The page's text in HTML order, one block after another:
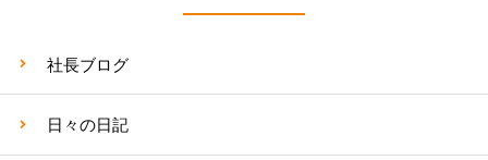
社長ブログ
日々の日記